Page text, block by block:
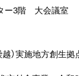
ー3階 大会議室
越）実施地方創生